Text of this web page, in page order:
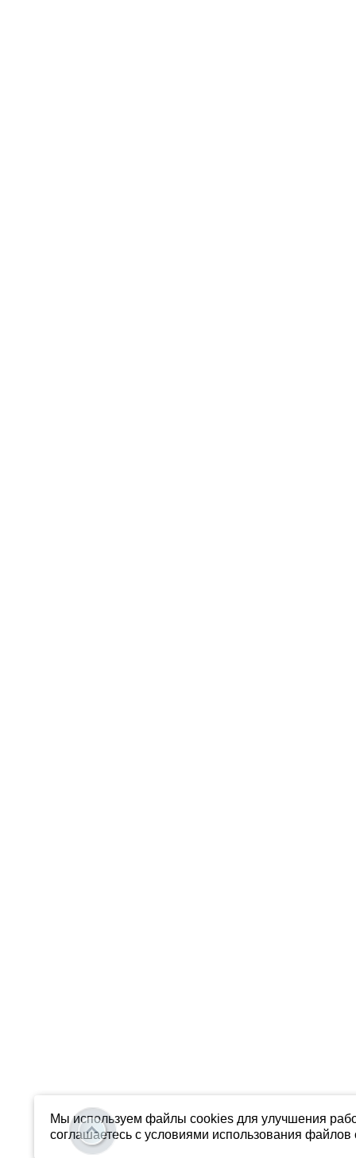
Мы используем файлы cookies для улучшения
соглашаетесь с условиями использования файлов